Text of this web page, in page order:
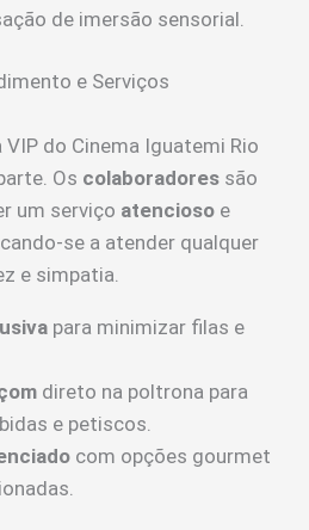
de imersão sensorial.
e Serviços
do Cinema Iguatemi Rio
Os colaboradores são
um serviço atencioso e
se a atender qualquer
e simpatia.
para minimizar filas e
direto na poltrona para
e petiscos.
com opções gourmet